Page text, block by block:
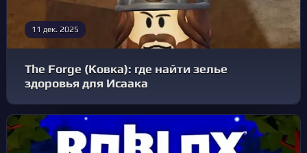
11 дек. 2025
The Forge (Ковка): где найти зелье
здоровья для Исаака